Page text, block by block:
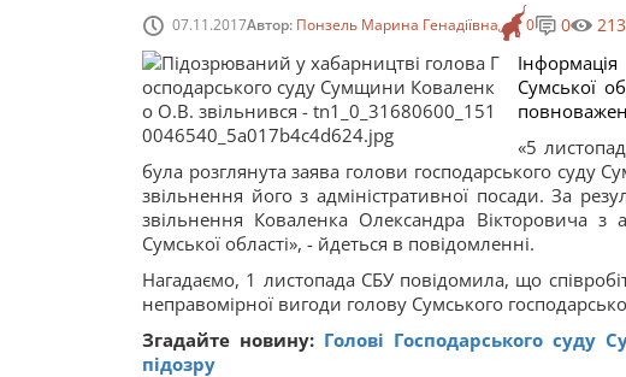
07.11.2017Автор: Понзель Марина Генадіївна 0 0
Сумської
«5
була розглянута заява голови господарського суду
звільнення його з адміністративної посади. За
звільнення Коваленка Олександра Вікторовича з
Сумської області», - йдеться в повідомленні.
Нагадаємо, 1 листопада СБУ повідомила, що
неправомірної вигоди голову Сумського
Згадайте новину: Голові Господарського суду
підозру